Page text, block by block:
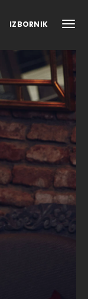
IZBORNIK